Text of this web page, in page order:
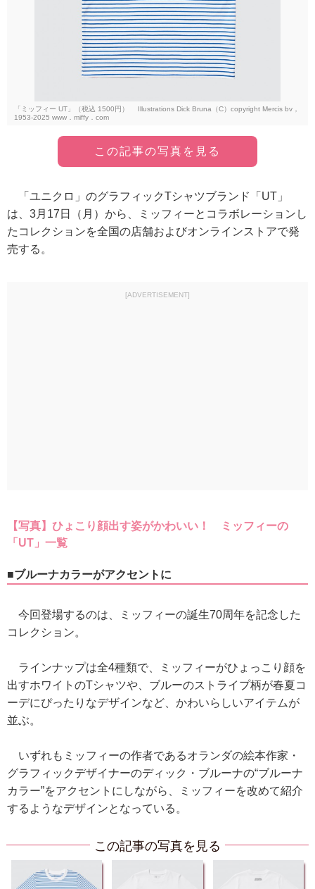
「ミッフィー UT」（税込 1500円） Illustrations Dick Bruna（C）copyright Mercis bv，
1953-2025 www．miffy．com
この記事の写真を見る
「ユニクロ」のグラフィックTシャツブランド「UT」
は、3月17日（月）から、ミッフィーとコラボレーションし
たコレクションを全国の店舗およびオンラインストアで発
売する。
[ADVERTISEMENT]
【写真】ひょこり顔出す姿がかわいい！ ミッフィーの
「UT」一覧
■ブルーナカラーがアクセントに
今回登場するのは、ミッフィーの誕生70周年を記念した
コレクション。
ラインナップは全4種類で、ミッフィーがひょっこり顔を
出すホワイトのTシャツや、ブルーのストライプ柄が春夏コ
ーデにぴったりなデザインなど、かわいらしいアイテムが
並ぶ。
いずれもミッフィーの作者であるオランダの絵本作家・
グラフィックデザイナーのディック・ブルーナの“ブルーナ
カラー”をアクセントにしながら、ミッフィーを改めて紹介
するようなデザインとなっている。
この記事の写真を見る